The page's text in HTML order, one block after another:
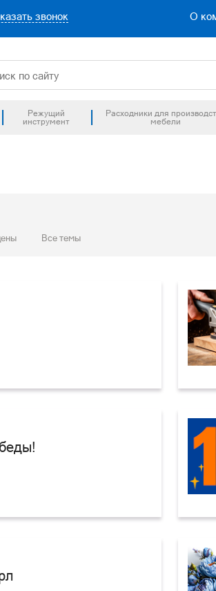
звонок О
Режущий
инструмент
Расходники для
мебели
Все темы